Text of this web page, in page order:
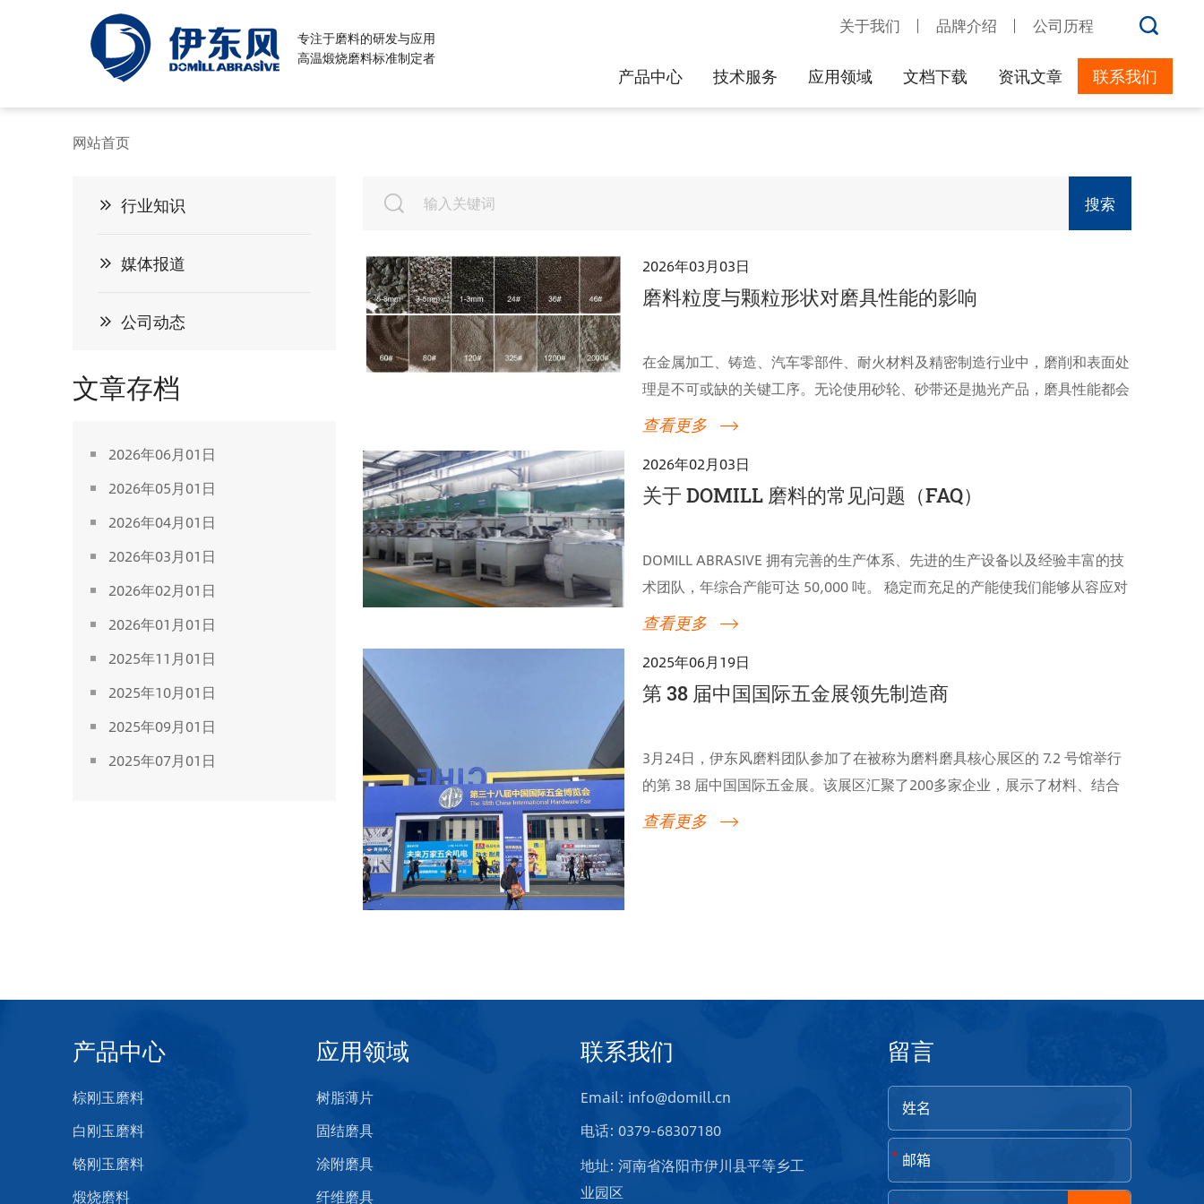
关于我们 品牌介绍 公司历程
专注于磨料的研发与应用
高温煅烧磨料标准制定者
产品中心 技术服务 应用领域 文档下载 资讯文章 联系我们
网站首页
行业知识
媒体报道
公司动态
文章存档
2026年06月01日
2026年05月01日
2026年04月01日
2026年03月01日
2026年02月01日
2026年01月01日
2025年11月01日
2025年10月01日
2025年09月01日
2025年07月01日
搜索
2026年03月03日
磨料粒度与颗粒形状对磨具性能的影响
在金属加工、铸造、汽车零部件、耐火材料及精密制造行业中，磨削和表面处
理是不可或缺的关键工序。无论使用砂轮、砂带还是抛光产品，磨具性能都会
直接影响加工效率、表面质量、稳定性以及单位成本。
查看更多
2026年02月03日
关于 DOMILL 磨料的常见问题（FAQ）
DOMILL ABRASIVE 拥有完善的生产体系、先进的生产设备以及经验丰富的技
术团队，年综合产能可达 50,000 吨。 稳定而充足的产能使我们能够从容应对
大批量订单及长期合作项目，确保产品供应连续、交期稳定，为客户的生产计
查看更多
2025年06月19日
第 38 届中国国际五金展领先制造商
3月24日，伊东风磨料团队参加了在被称为磨料磨具核心展区的 7.2 号馆举行
的第 38 届中国国际五金展。该展区汇聚了200多家企业，展示了材料、结合
剂磨具、涂附磨具、超硬磨具、辅助材料等全系列产品。展会期间，伊东风磨
查看更多
产品中心
棕刚玉磨料
白刚玉磨料
铬刚玉磨料
煅烧磨料
应用领域
树脂薄片
固结磨具
涂附磨具
纤维磨具
联系我们
Email: info@domill.cn
电话: 0379-68307180
地址: 河南省洛阳市伊川县平等乡工
业园区
留言
*